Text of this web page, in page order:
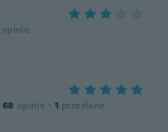
opinie
68 opinie · 1 przesłane